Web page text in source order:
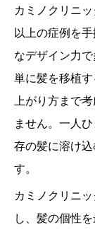
カミノクリニ
以上の症例を
なデザイン力
単に髪を移植
上がり方まで
ません。一人
存の髪に溶け込
す。
カミノクリニ
し、髪の個性